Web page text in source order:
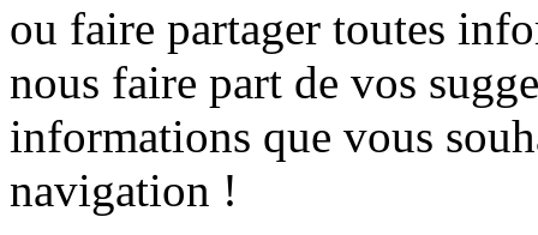
ou faire partager toutes
nous faire part de vos
informations que vous
navigation !